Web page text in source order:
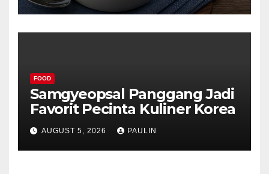
FOOD
Samgyeopsal Panggang Jadi
Favorit Pecinta Kuliner Korea
AUGUST 5, 2026 PAULIN